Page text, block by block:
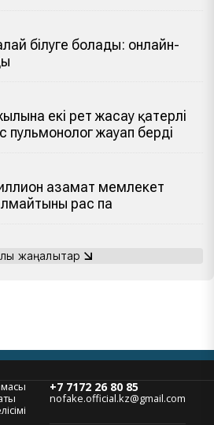
білуге болады: онлайн-
екі рет жасау қатерлі
пульмонолог жауап берді
азамат мемлекет
рас па
жаңалықтар
+7 7172 26 80 85
nofake.official.kz@gmail.com